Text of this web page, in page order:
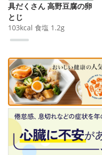
具だくさん 高野豆腐の卵
とじ
103kcal 食塩 1.2g